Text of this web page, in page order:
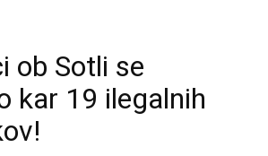
ob Sotli se
kar 19 ilegalnih